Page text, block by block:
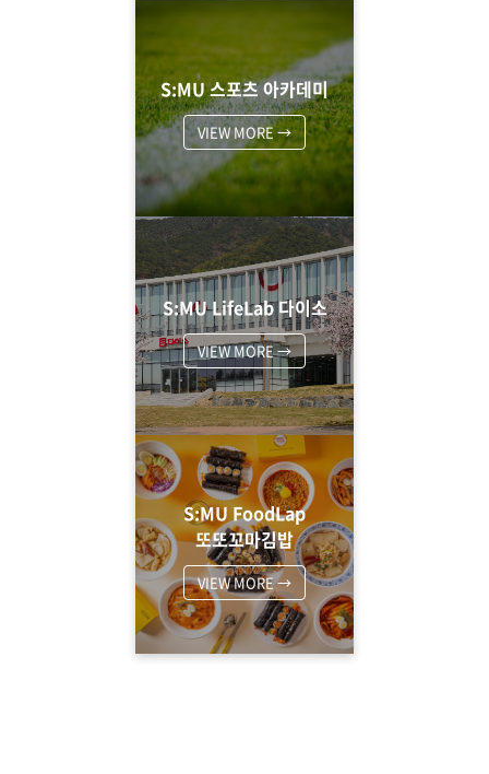
S:MU 스포츠 아카데미
VIEW MORE →
S:MU LifeLab 다이소
VIEW MORE →
S:MU FoodLap
또또꼬마김밥
VIEW MORE →